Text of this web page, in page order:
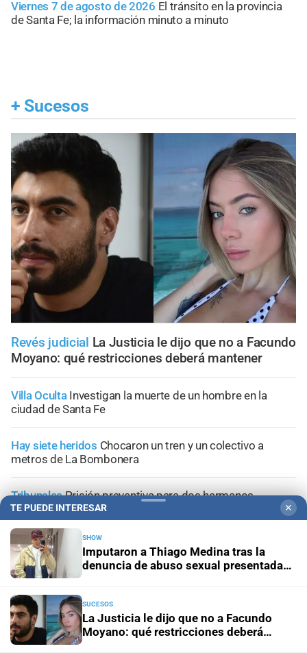
Viernes 7 de agosto de 2026 El tránsito en la provincia
de Santa Fe; la información minuto a minuto
+ Sucesos
Revés judicial La Justicia le dijo que no a Facundo
Moyano: qué restricciones deberá mantener
Villa Oculta Investigan la muerte de un hombre en la
ciudad de Santa Fe
Hay siete heridos Chocaron un tren y un colectivo a
metros de La Bombonera
TribunalesPrisión preventiva para dos hermanos
acusados por un brutal asalto contra un adolescente en
Santa Fe
Allanamientos simultáneos Diez detenidos por un
megaoperativo contra el microtráfico en San Justo
TE PUEDE INTERESAR ✕
SHOW
Imputaron a Thiago Medina tras la
denuncia de abuso sexual presentada
SUCESOS
La Justicia le dijo que no a Facundo
Moyano: qué restricciones deberá